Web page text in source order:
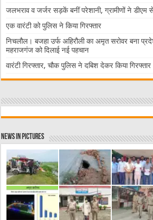
जलभराव व जर्जर सड़कें बनीं परेशानी, ग्रामीणों ने डीएम
एक वारंटी को पुलिस ने किया गिरफ्तार
निचलौल। बजहा उर्फ अहिरौली का अमृत सरोवर बना
महराजगंज को दिलाई नई पहचान
वारंटी गिरफ्तार, चौक पुलिस ने दबिश देकर किया गिरफ्तार
News in Pictures